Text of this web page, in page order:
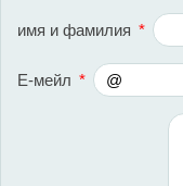
имя и фамилия *
Е-мейл *